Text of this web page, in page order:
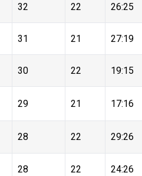
32 22 26:25
31 21 27:19
30 22 19:15
29 21 17:16
28 22 29:26
28 22 24:26